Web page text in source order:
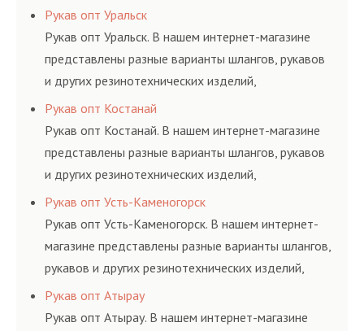
соответствующих ГОСТам, техническим условиям
и нормативам.
Рукав опт Уральск
Рукав опт Уральск. В нашем интернет-магазине
представлены разные варианты шлангов, рукавов
и других резинотехнических изделий,
соответствующих ГОСТам, техническим условиям
и нормативам.
Рукав опт Костанай
Рукав опт Костанай. В нашем интернет-магазине
представлены разные варианты шлангов, рукавов
и других резинотехнических изделий,
соответствующих ГОСТам, техническим условиям
и нормативам.
Рукав опт Усть-Каменогорск
Рукав опт Усть-Каменогорск. В нашем интернет-
магазине представлены разные варианты шлангов,
рукавов и других резинотехнических изделий,
соответствующих ГОСТам, техническим условиям
и нормативам.
Рукав опт Атырау
Рукав опт Атырау. В нашем интернет-магазине